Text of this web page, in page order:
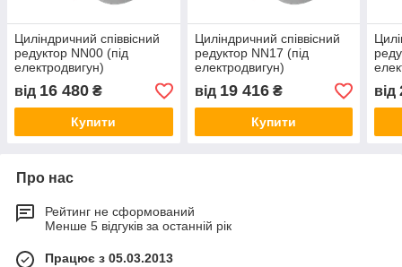
Циліндричний співвісний
редуктор NN00 (під
електродвигун)
від 16 480 ₴
Купити
Циліндричний співвісний
редуктор NN17 (під
електродвигун)
від 19 416₴
Купити
від
Про нас
Рейтинг не сформований
Менше 5 відгуків за останній рік
Працює з 05.03.2013